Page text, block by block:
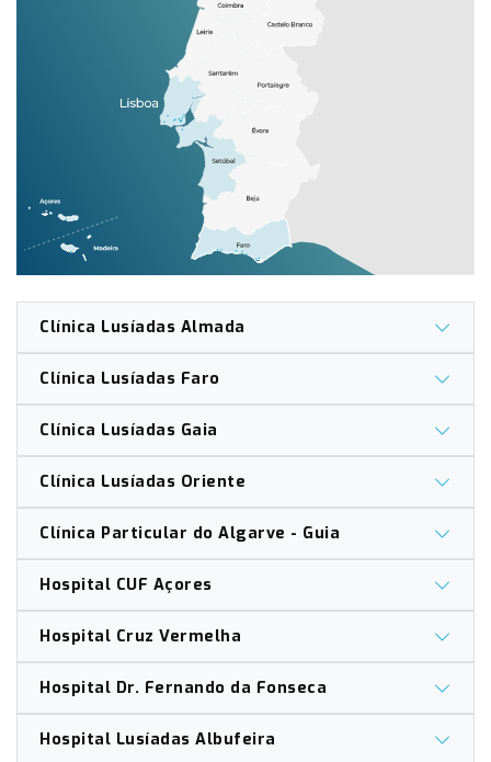
Clínica Lusíadas Almada
Clínica Lusíadas Faro
Clínica Lusíadas Gaia
Clínica Lusíadas Oriente
Clínica Particular do Algarve - Guia
Hospital CUF Açores
Hospital Cruz Vermelha
Hospital Dr. Fernando da Fonseca
Hospital Lusíadas Albufeira